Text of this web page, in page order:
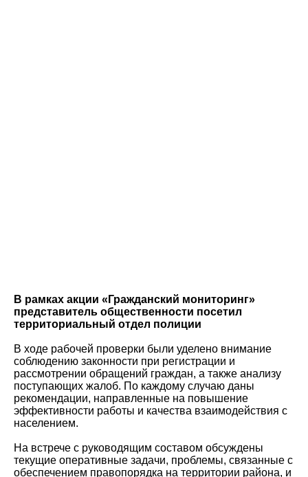
В рамках акции «Гражданский мониторинг»
представитель общественности посетил
территориальный отдел полиции
В ходе рабочей проверки были уделено внимание
соблюдению законности при регистрации и
рассмотрении обращений граждан, а также анализу
поступающих жалоб. По каждому случаю даны
рекомендации, направленные на повышение
эффективности работы и качества взаимодействия с
населением.
На встрече с руководящим составом обсуждены
текущие оперативные задачи, проблемы, связанные с
обеспечением правопорядка на территории района, и